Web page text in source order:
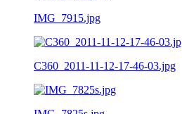
IMG_7915.jpg
C360_2011-11-12-17-46-03.jpg